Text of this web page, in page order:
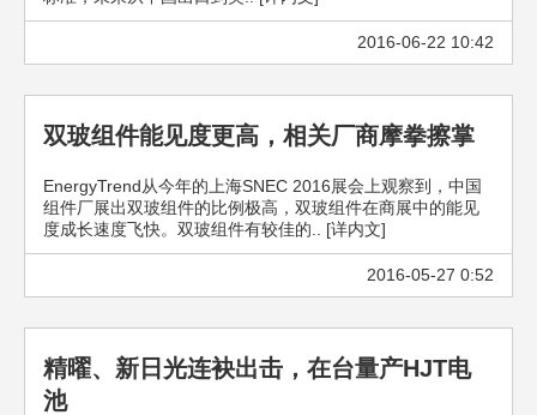
2016-06-22 10:42
双玻组件能见度更高，相关厂商摩拳擦掌
EnergyTrend从今年的上海SNEC 2016展会上观察到，中国
组件厂展出双玻组件的比例极高，双玻组件在商展中的能见
度成长速度飞快。双玻组件有较佳的.. [详内文]
2016-05-27 0:52
精曜、新日光连袂出击，在台量产HJT电
池